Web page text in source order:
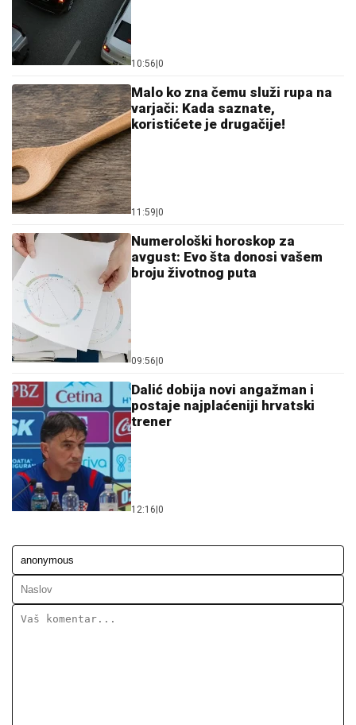
10:56 0
Malo ko zna čemu služi rupa na
varjači: Kada saznate,
koristićete je drugačije!
11:59 0
Numerološki horoskop za
avgust: Evo šta donosi vašem
broju životnog puta
09:56 0
Dalić dobija novi angažman i
postaje najplaćeniji hrvatski
trener
12:16 0